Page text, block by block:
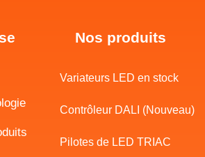
Nos produits
Variateurs LED en stock
Contrôleur DALI (Nouveau)
Pilotes de LED TRIAC